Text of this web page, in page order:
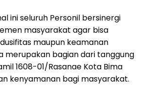
ini seluruh Personil bersinergi
masyarakat agar bisa
maupun keamanan
merupakan bagian dari tanggung
1608-01/Rasanae Kota Bima
kenyamanan bagi masyarakat.